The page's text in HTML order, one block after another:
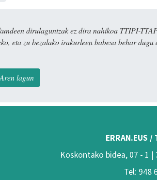
dirulaguntzak ez dira nahikoa TTIPI-
eta zu bezalako irakurleen babesa behar dugu
lagun
ERRAN.EUS
Koskontako bidea, 07 - 1 |
Tel: 948